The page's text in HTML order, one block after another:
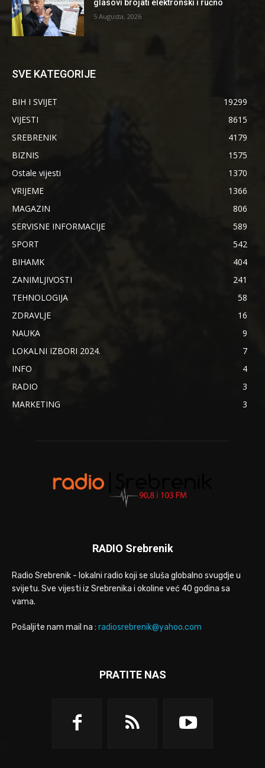
glasovi brojati elektronski i ručno
5 Augusta, 2026
SVE KATEGORIJE
BIH I SVIJET
19299
VIJESTI
8615
SREBRENIK
4179
BIZNIS
1575
Ostale vijesti
1370
VRIJEME
1366
MAGAZIN
806
SERVISNE INFORMACIJE
589
SPORT
542
BIHAMK
404
ZANIMLJIVOSTI
241
TEHNOLOGIJA
58
ZDRAVLJE
16
NAUKA
9
LOKALNI IZBORI 2024.
7
INFO
4
RADIO
3
MARKETING
3
RADIO Srebrenik
Radio Srebrenik - lokalni radio koji se sluša globalno svugdje u
svijetu. Sve vijesti iz Srebrenika i okoline već 40 godina sa
vama.
Pošaljite nam mail na : radiosrebrenik@yahoo.com
PRATITE NAS